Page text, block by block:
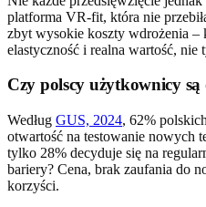
platforma VR-fit, która nie
zbyt wysokie koszty wdrożenia
elastyczność i realna wartość,
Czy polscy użytkownicy
Według GUS, 2024, 62%
otwartość na testowanie nowych
tylko 28% decyduje się na
bariery? Cena, brak zaufania do
korzyści.